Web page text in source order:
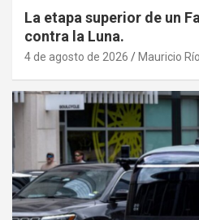
La etapa superior de un
contra la Luna.
4 de agosto de 2026 Mauricio